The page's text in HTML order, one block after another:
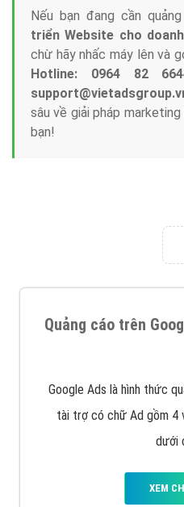
Nếu bạn đang cần
triển Website cho
chừ hãy nhấc máy lên và
Hotline: 0964 82
sâu về giải pháp
bạn!
Quảng cáo trên
Google Ads là hình thức
tài trợ có chữ Ad gồm 4
dưới
XEM